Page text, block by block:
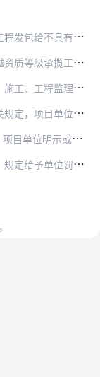
管理条例》第五十四条规定，责令改正，按照以下标准处以…
为，按照以下标准处以罚款；有违法所得的，予以没收：
管理条例》第六十一条规定，责令改正，没收违法所得，按…
量管理条例》第五十七条规定，责令停止施工，限期改正，…
计单位未执行工程建设强制性标准的，施工单位不按照…
任人员处单位罚款数额5%以上10%以下的罚款。